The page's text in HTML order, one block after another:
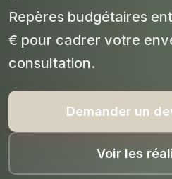
Repères budgétaires
€ pour cadrer votre
consultation.
Demander un
Voir les